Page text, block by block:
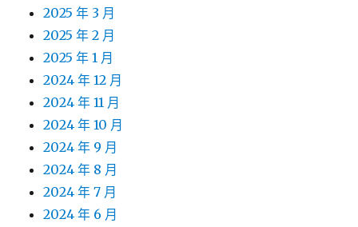
2025 年 3 月
2025 年 2 月
2025 年 1 月
2024 年 12 月
2024 年 11 月
2024 年 10 月
2024 年 9 月
2024 年 8 月
2024 年 7 月
2024 年 6 月